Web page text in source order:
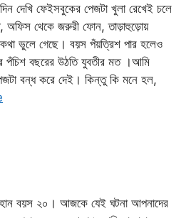
দেখি ফেইসবুকের পেজটা খুলা রেখেই চলে
অফিস থেকে জরুরী ফোন, তাড়াহুড়োয়
ভুলে গেছে। বয়স পঁয়ত্রিশ পার হলেও
পঁচিশ বছরের উঠতি যুবতীর মত ।আমি
বন্ধ করে দেই। কিন্তু কি মনে হল,
বয়স ২০। আজকে যেই ঘটনা আপনাদের